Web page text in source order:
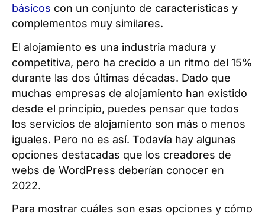
básicos con un conjunto de características y
complementos muy similares.
El alojamiento es una industria madura y
competitiva, pero ha crecido a un ritmo del 15%
durante las dos últimas décadas. Dado que
muchas empresas de alojamiento han existido
desde el principio, puedes pensar que todos
los servicios de alojamiento son más o menos
iguales. Pero no es así. Todavía hay algunas
opciones destacadas que los creadores de
webs de WordPress deberían conocer en
2022.
Para mostrar cuáles son esas opciones y cómo